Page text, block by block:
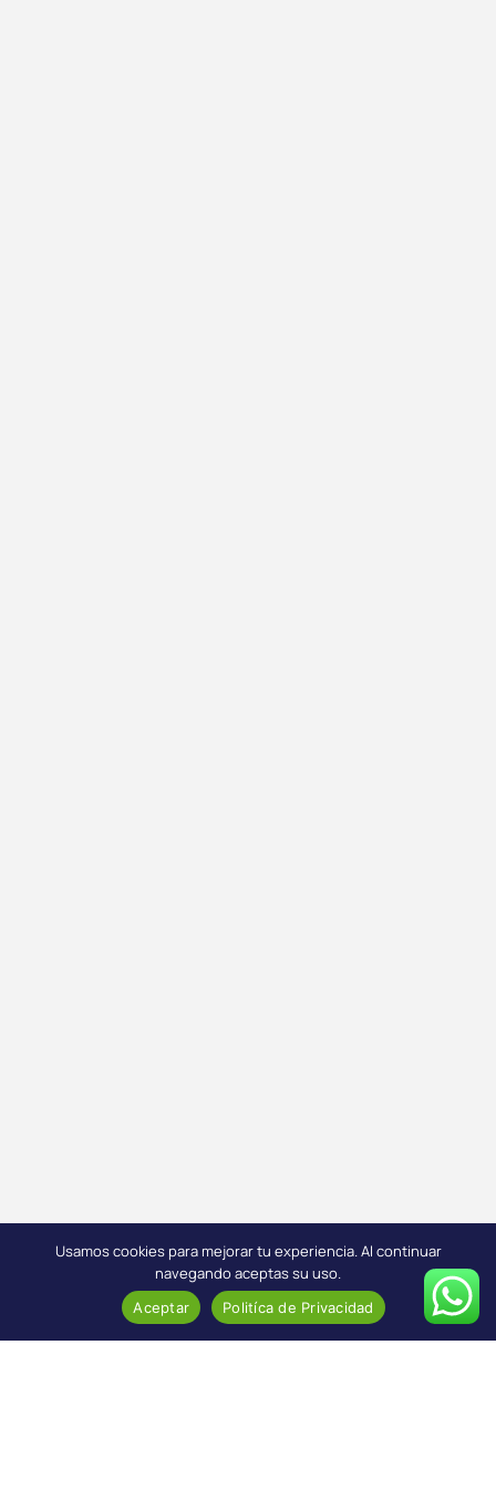
Usamos cookies para mejorar tu experiencia. Al continuar
navegando aceptas su uso.
Aceptar Politíca de Privacidad